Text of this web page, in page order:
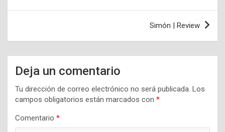
entradas
Simón | Review
Deja un comentario
Tu dirección de correo electrónico no será publicada. Los
campos obligatorios están marcados con *
Comentario *